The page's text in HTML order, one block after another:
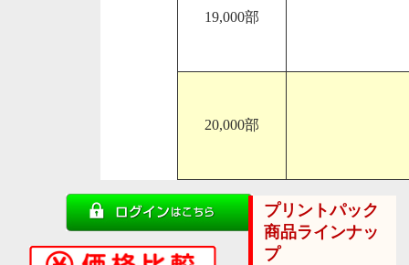
19,000部
20,000部
プリントパック
商品ラインナッ
プ